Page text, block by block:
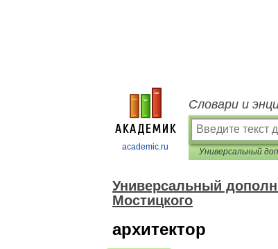
academic.ru
Словари и
Универсальный
Мостицкого
архитектор